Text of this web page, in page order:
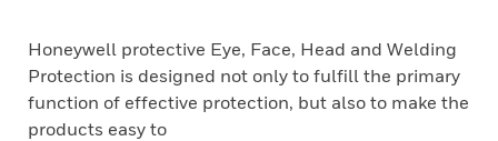
Honeywell protective Eye, Face, Head and Welding
Protection is designed not only to fulfill the primary
function of effective protection, but also to make the
products easy to